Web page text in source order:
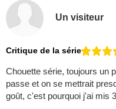
Un visiteur
Critique de la série
Chouette série, toujours un
passe et on se mettrait
goût, c'est pourquoi j'ai mis